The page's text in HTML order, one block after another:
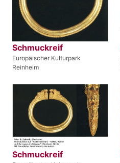
Schmuckreif
Europäischer Kulturpark
Reinheim
Schmuckreif